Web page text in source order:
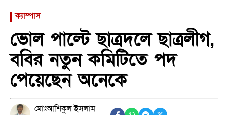
ক্যাম্পাস
ভোল পাল্টে ছাত্রদলে ছাত্রলীগ,
ববির নতুন কমিটিতে পদ
পেয়েছেন অনেকে
মোঃআশিকুল ইসলাম